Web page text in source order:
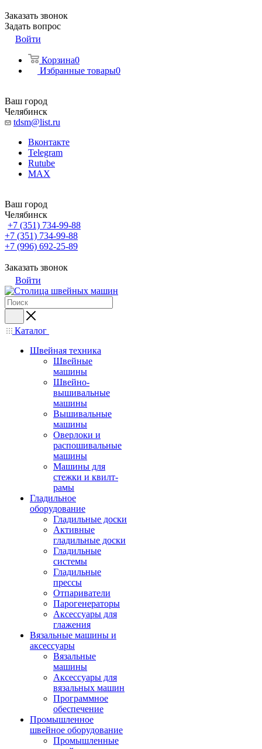
Заказать звонок
Задать вопрос
Войти
Корзина0
Избранные товары0
Ваш город
Челябинск
tdsm@list.ru
Вконтакте
Telegram
Rutube
MAX
Ваш город
Челябинск
+7 (351) 734-99-88
+7 (351) 734-99-88
+7 (996) 692-25-89
Заказать звонок
Войти
Каталог
Швейная техника
Швейные
машины
Швейно-
вышивальные
машины
Вышивальные
машины
Оверлоки и
распошивальные
машины
Машины для
стежки и квилт-
рамы
Гладильное
оборудование
Гладильные доски
Активные
гладильные доски
Гладильные
системы
Гладильные
прессы
Отпариватели
Парогенераторы
Аксессуары для
глажения
Вязальные машины и
аксессуары
Вязальные
машины
Аксессуары для
вязальных машин
Программное
обеспечение
Промышленное
швейное оборудование
Промышленные